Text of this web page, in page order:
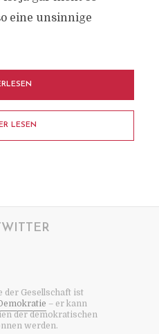
eine unsinnige
LESEN
der Gesellschaft ist
– er kann
der demokratischen
werden.